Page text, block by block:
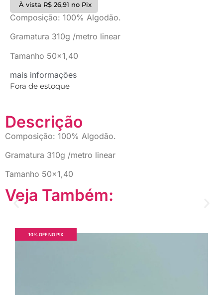
À vista R$26,91 no Pix
Composição: 100% Algodão.
Gramatura 310g /metro linear
Tamanho 50×1,40
mais informações
Fora de estoque
Descrição
Composição: 100% Algodão.
Gramatura 310g /metro linear
Tamanho 50×1,40
Veja Também:
10% OFF NO PIX